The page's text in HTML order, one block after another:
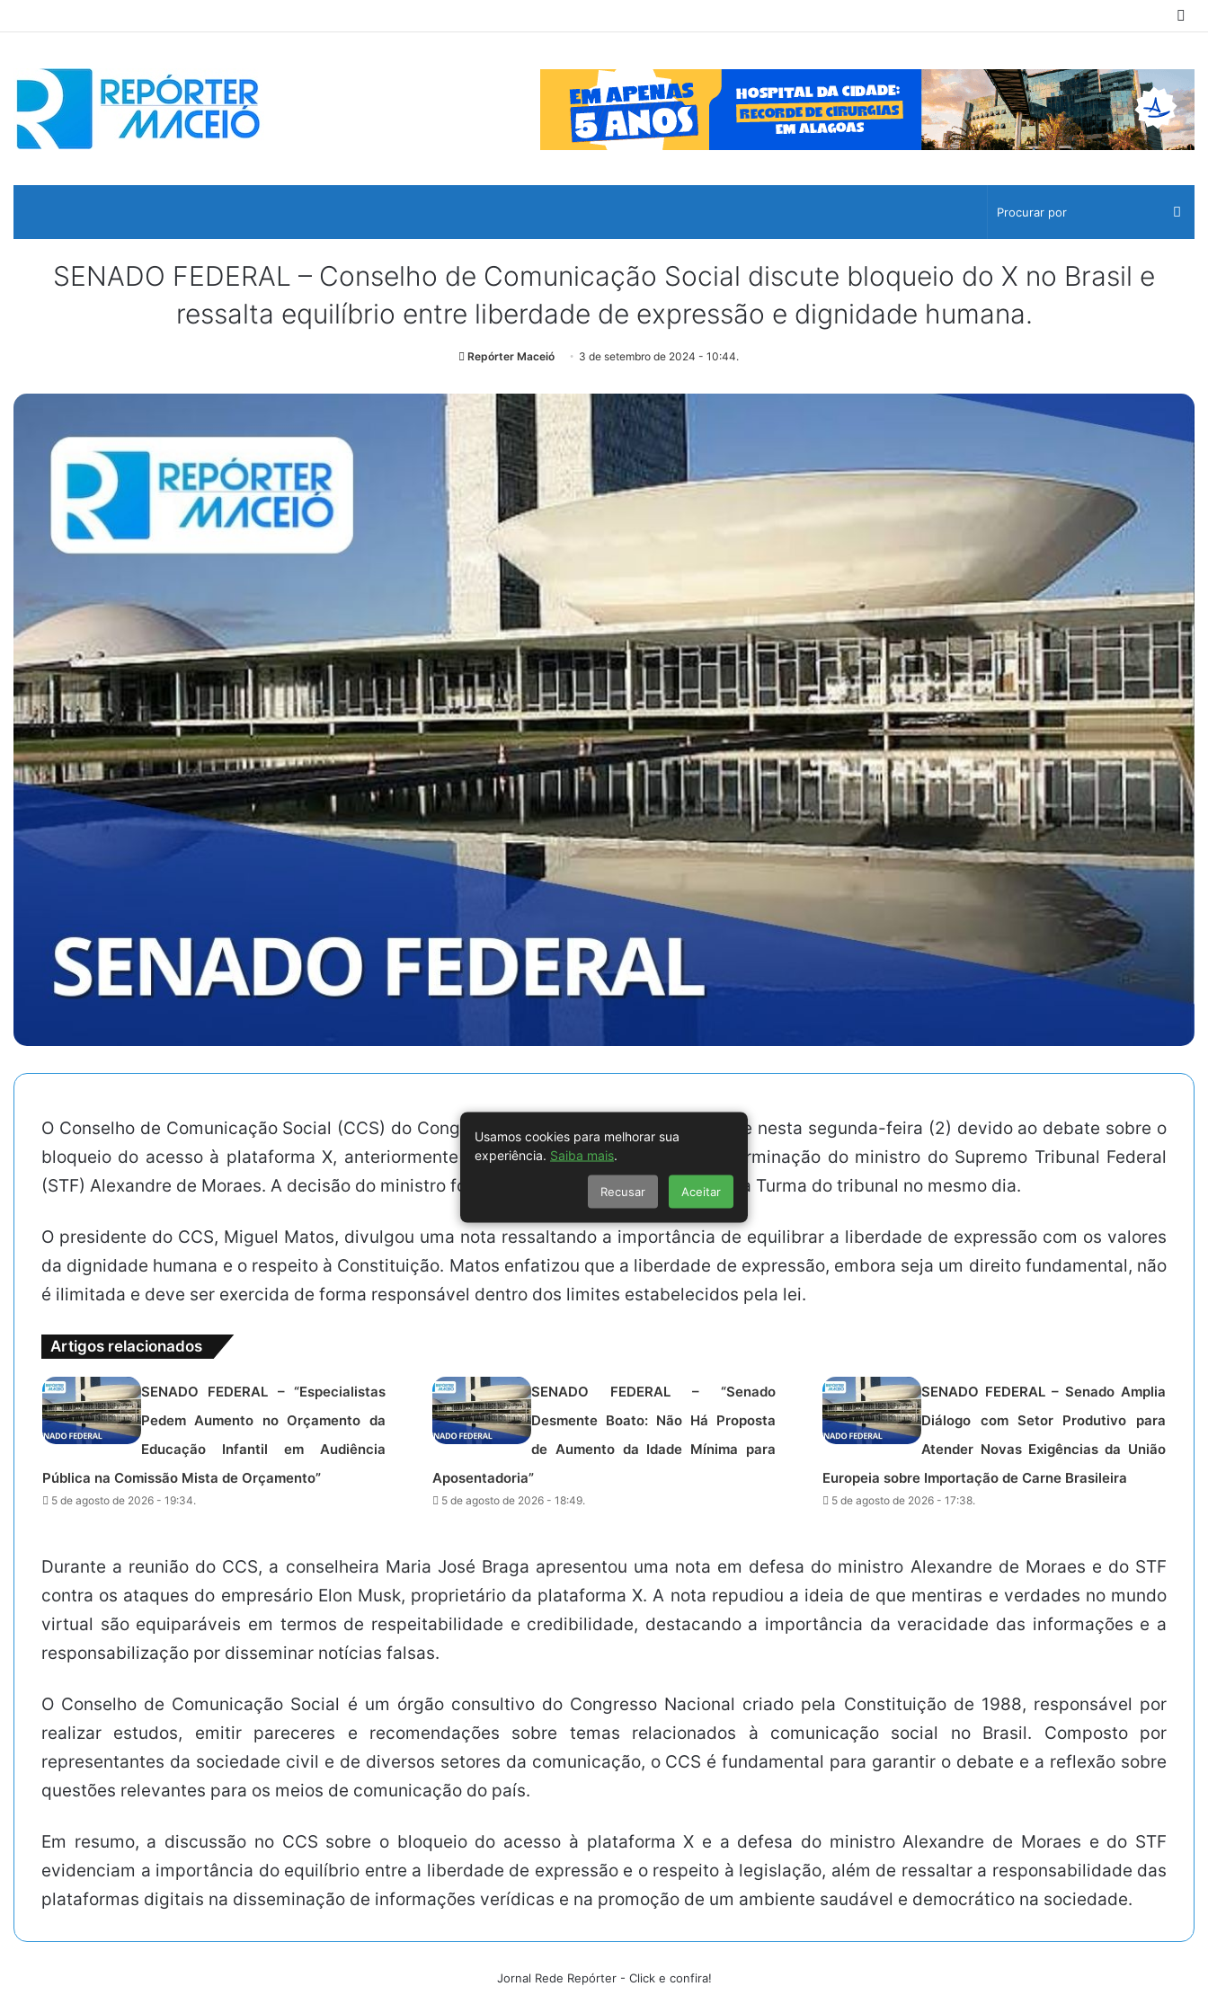
SENADO FEDERAL – Conselho de Comunicação Social discute bloqueio do X no Brasil e
ressalta equilíbrio entre liberdade de expressão e dignidade humana.
Repórter Maceió 3 de setembro de 2024 - 10:44.
O Conselho de Comunicação Social (CCS) do Congresso Nacional esteve em destaque nesta segunda-feira (2) devido ao debate sobre o
bloqueio do acesso à plataforma X, anteriormente conhecida como Twitter, por determinação do ministro do Supremo Tribunal Federal
(STF) Alexandre de Moraes. A decisão do ministro foi confirmada também pela Primeira Turma do tribunal no mesmo dia.
O presidente do CCS, Miguel Matos, divulgou uma nota ressaltando a importância de equilibrar a liberdade de expressão com os valores
da dignidade humana e o respeito à Constituição. Matos enfatizou que a liberdade de expressão, embora seja um direito fundamental, não
é ilimitada e deve ser exercida de forma responsável dentro dos limites estabelecidos pela lei.
Artigos relacionados
SENADO FEDERAL – “Especialistas
Pedem Aumento no Orçamento da
Educação Infantil em Audiência
Pública na Comissão Mista de Orçamento”
5 de agosto de 2026 - 19:34.
SENADO FEDERAL – “Senado
Desmente Boato: Não Há Proposta
de Aumento da Idade Mínima para
Aposentadoria”
5 de agosto de 2026 - 18:49.
SENADO FEDERAL – Senado Amplia
Diálogo com Setor Produtivo para
Atender Novas Exigências da União
Europeia sobre Importação de Carne Brasileira
5 de agosto de 2026 - 17:38.
Durante a reunião do CCS, a conselheira Maria José Braga apresentou uma nota em defesa do ministro Alexandre de Moraes e do STF
contra os ataques do empresário Elon Musk, proprietário da plataforma X. A nota repudiou a ideia de que mentiras e verdades no mundo
virtual são equiparáveis em termos de respeitabilidade e credibilidade, destacando a importância da veracidade das informações e a
responsabilização por disseminar notícias falsas.
O Conselho de Comunicação Social é um órgão consultivo do Congresso Nacional criado pela Constituição de 1988, responsável por
realizar estudos, emitir pareceres e recomendações sobre temas relacionados à comunicação social no Brasil. Composto por
representantes da sociedade civil e de diversos setores da comunicação, o CCS é fundamental para garantir o debate e a reflexão sobre
questões relevantes para os meios de comunicação do país.
Em resumo, a discussão no CCS sobre o bloqueio do acesso à plataforma X e a defesa do ministro Alexandre de Moraes e do STF
evidenciam a importância do equilíbrio entre a liberdade de expressão e o respeito à legislação, além de ressaltar a responsabilidade das
plataformas digitais na disseminação de informações verídicas e na promoção de um ambiente saudável e democrático na sociedade.
Jornal Rede Repórter - Click e confira!
Usamos cookies para melhorar sua
experiência. Saiba mais.
Recusar Aceitar